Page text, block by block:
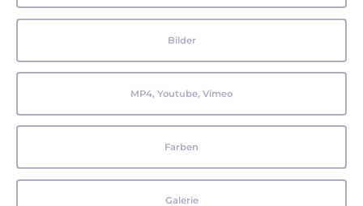
Bilder
MP4, Youtube, Vimeo
Farben
Galerie